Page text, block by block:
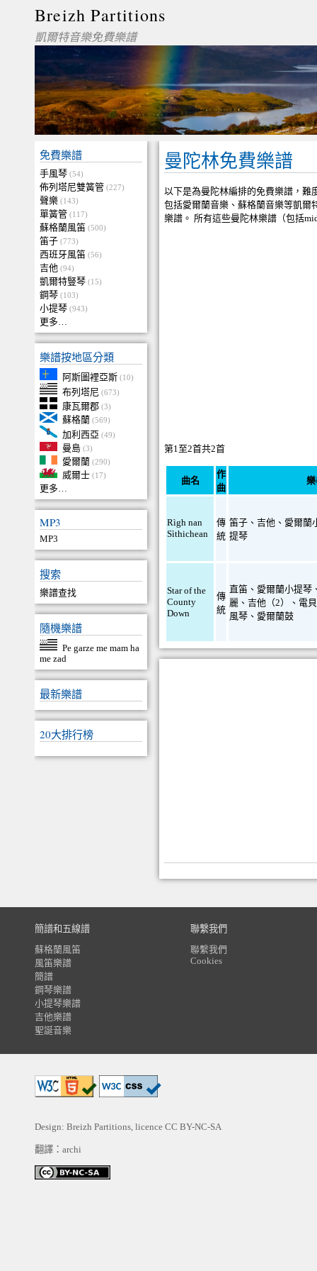
Breizh Partitions
凱爾特音樂免費樂譜
免費樂譜
手風琴 (54)
佈列塔尼雙簧管 (227)
聲樂 (143)
單簧管 (117)
蘇格蘭風笛 (500)
笛子 (773)
西班牙風笛 (56)
吉他 (94)
凱爾特豎琴 (15)
鋼琴 (103)
小提琴 (943)
更多…
樂譜按地區分類
阿斯圖裡亞斯 (10)
布列塔尼 (673)
康瓦爾郡 (3)
蘇格蘭 (569)
加利西亞 (49)
曼島 (3)
愛爾蘭 (290)
威爾士 (17)
更多…
MP3
MP3
搜索
樂譜查找
隨機樂譜
Pe garze me mam ha
me zad
最新樂譜
20大排行榜
曼陀林免費樂譜
以下是為曼陀林編排的免費樂譜，難
包括愛爾蘭音樂、蘇格蘭音樂等凱爾
樂譜。 所有這些曼陀林樂譜（包括
第1至2首共2首
曲名
作
曲
Rìgh nan
Sìthichean
傳
統
笛子 、吉他 、 愛爾蘭
提琴
Star of the
County
Down
傳
統
直笛 、 愛爾蘭小提琴
麗 、吉他（2） 、 電
風琴 、 愛爾蘭鼓
簡譜和五線譜
蘇格蘭風笛
風笛樂譜
簡譜
鋼琴樂譜
小提琴樂譜
吉他樂譜
聖誕音樂
聯繫我們
聯繫我們
Cookies
Design: Breizh Partitions, licence CC BY-NC-SA
翻譯：archi